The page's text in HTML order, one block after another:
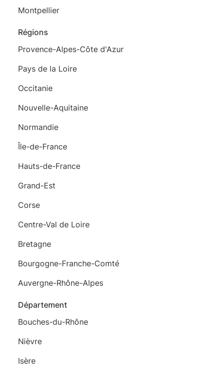
Montpellier
Régions
Provence-Alpes-Côte d'Azur
Pays de la Loire
Occitanie
Nouvelle-Aquitaine
Normandie
Île-de-France
Hauts-de-France
Grand-Est
Corse
Centre-Val de Loire
Bretagne
Bourgogne-Franche-Comté
Auvergne-Rhône-Alpes
Département
Bouches-du-Rhône
Nièvre
Isère